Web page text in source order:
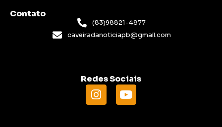
Contato
(83)98821-4877
caveiradanoticiapb@gmail.com
Redes Sociais